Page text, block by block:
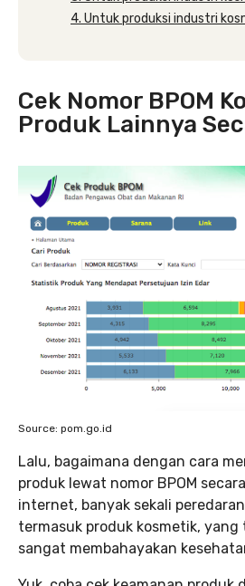
4. Untuk produksi industri
Cek Nomor BPOM
Produk Lainnya
Source: pom.go.id
Lalu, bagaimana dengan cara
produk lewat nomor BPOM
internet, banyak sekali
termasuk produk kosmetik,
sangat membahayakan